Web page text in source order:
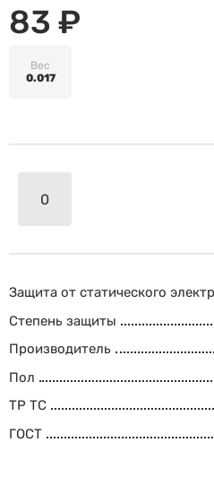
83 ₽
Вес
0.017
Защита от статического
Степень защиты
Производитель
Пол
ТР ТС
ГОСТ